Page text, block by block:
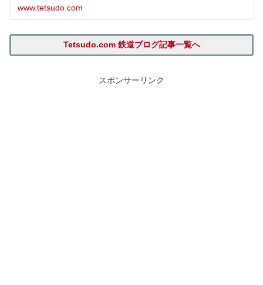
www.tetsudo.com
Tetsudo.com 鉄道ブログ記事一覧へ
スポンサーリンク